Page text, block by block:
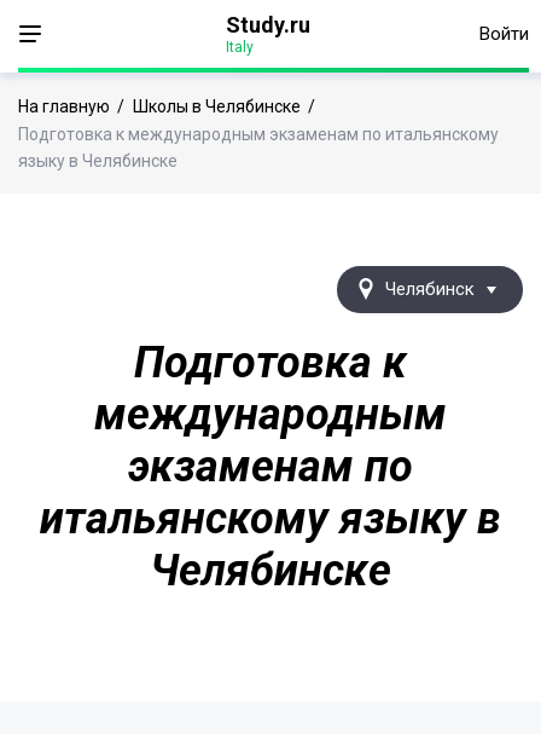
Study.ru
Italy
Войти
На главную / Школы в Челябинске /
Подготовка к международным экзаменам по итальянскому
языку в Челябинске
Подготовка к
международным
экзаменам по
итальянскому языку в
Челябинске
Челябинск